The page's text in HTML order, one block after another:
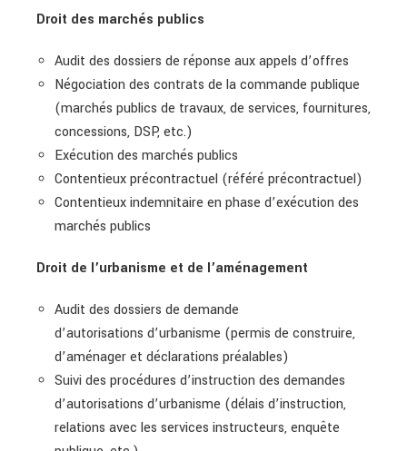
Droit des marchés publics
Audit des dossiers de réponse aux appels d’offres
Négociation des contrats de la commande publique
(marchés publics de travaux, de services, fournitures,
concessions, DSP, etc.)
Exécution des marchés publics
Contentieux précontractuel (référé précontractuel)
Contentieux indemnitaire en phase d’exécution des
marchés publics
Droit de l’urbanisme et de l’aménagement
Audit des dossiers de demande
d’autorisations d’urbanisme (permis de construire,
d’aménager et déclarations préalables)
Suivi des procédures d’instruction des demandes
d’autorisations d’urbanisme (délais d’instruction,
relations avec les services instructeurs, enquête